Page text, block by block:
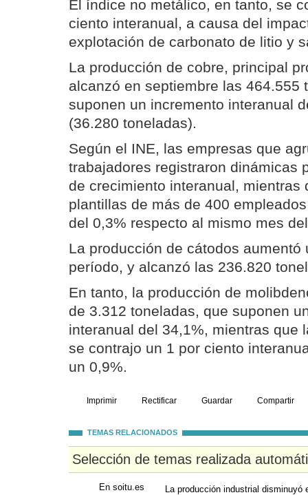
El índice no metálico, en tanto, se
ciento interanual, a causa del
explotación de carbonato de litio y
La producción de cobre, principal
alcanzó en septiembre las 464.555
suponen un incremento interanual
(36.280 toneladas).
Según el INE, las empresas que
trabajadores registraron dinámicas
de crecimiento interanual, mientras
plantillas de más de 400
del 0,3% respecto al mismo mes
La producción de cátodos aumentó
período, y alcanzó las 236.820
En tanto, la producción de
de 3.312 toneladas, que suponen
interanual del 34,1%, mientras que
se contrajo un 1 por ciento
un 0,9%.
Imprimir Rectificar Guardar Compartir
TEMAS RELACIONADOS
Selección de temas realizada
En soitu.es
La producción industrial disminuyó